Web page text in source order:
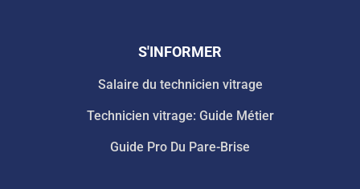
S'INFORMER
Salaire du technicien vitrage
Technicien vitrage: Guide Métier
Guide Pro Du Pare-Brise